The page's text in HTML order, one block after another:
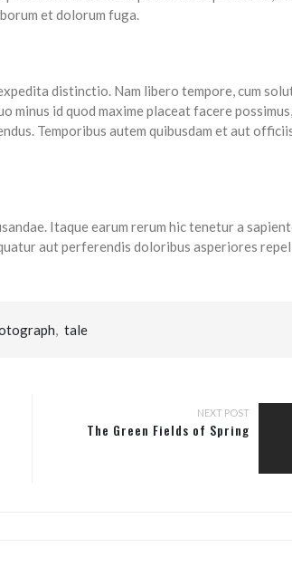
et dolorum fuga.
distinctio. Nam libero tempore, cum
minus id quod maxime placeat facere
Temporibus autem quibusdam et aut
Itaque earum rerum hic tenetur a
aut perferendis doloribus asperiores
, tale
NEXT POST
The Green Fields of Spring